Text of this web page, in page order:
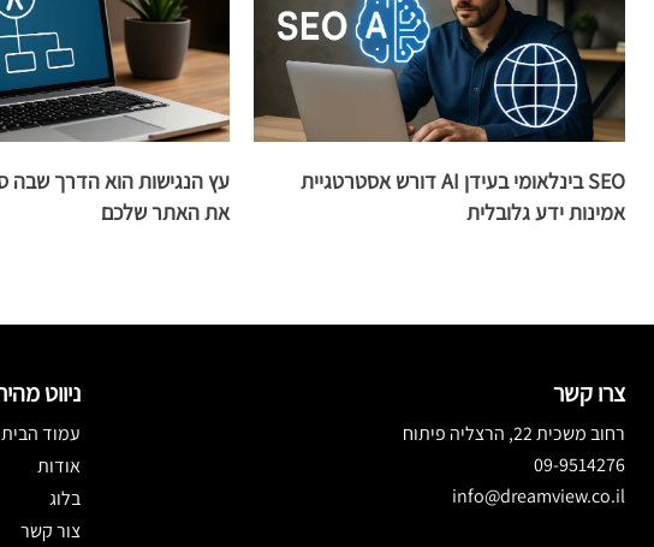
SEO בינלאומי בעידן AI דורש אסטרטגיית
אמינות ידע גלובלית
את האתר שלכם
צרו קשר
רחוב משכית 22, הרצליה פיתוח
09-9514276
info@dreamview.co.il
ניווט
עמוד הבית
אודות
בלוג
צור קשר